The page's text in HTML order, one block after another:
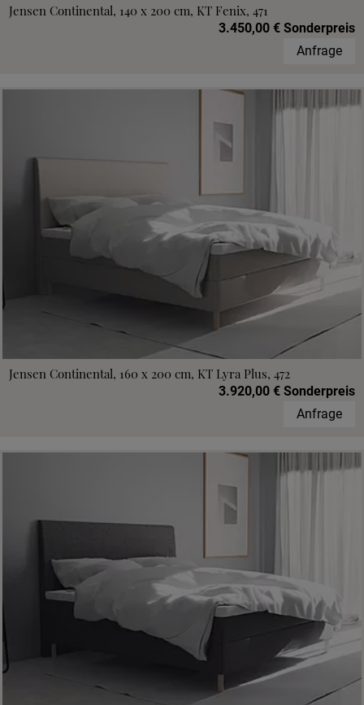
Jensen Continental, 140 x 200 cm, KT Fenix, 471
3.450,00 € Sonderpreis
Anfrage
Jensen Continental, 160 x 200 cm, KT Lyra Plus, 472
3.920,00 € Sonderpreis
Anfrage